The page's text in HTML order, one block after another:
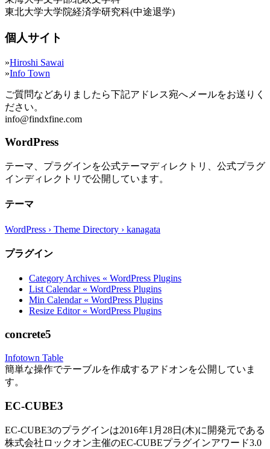
東北大学大学院経済学研究科(中途退学)
個人サイト
»Hiroshi Sawai
»Info Town
ご質問などありましたら下記アドレス宛へメールをお送りく
ださい。
info@findxfine.com
WordPress
テーマ、プラグインを公式テーマディレクトリ、公式プラグ
インディレクトリで公開しています。
テーマ
WordPress › Theme Directory › kanagata
プラグイン
Category Archives « WordPress Plugins
List Calendar « WordPress Plugins
Min Calendar « WordPress Plugins
Resize Editor « WordPress Plugins
concrete5
Infotown Table
簡単な操作でテーブルを作成するアドオンを公開していま
す。
EC-CUBE3
EC-CUBE3のプラグインは2016年1月28日(木)に開発元である
株式会社ロックオン主催のEC-CUBEプラグインアワード3.0